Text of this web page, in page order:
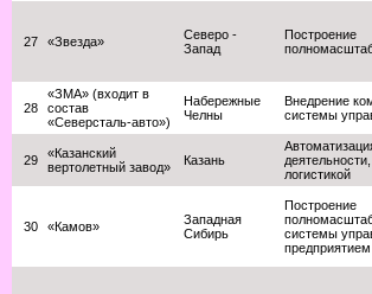
27 «Звезда»
Северо -
Запад
Построение
28
«ЗМА» (входит в
состав
«Северсталь-авто»)
Набережные
Челны
Внедрение
системы
29
«Казанский
вертолетный завод»
Казань
логистикой
30 «Камов»
Западная
Сибирь
Построение
системы
предприятием